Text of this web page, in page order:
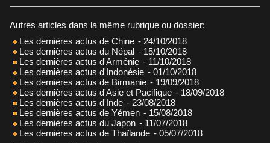
Autres articles dans la même rubrique ou dossier:
Les dernières actus de Chine - 24/10/2018
Les dernières actus du Népal - 15/10/2018
Les dernières actus d'Arménie - 11/10/2018
Les dernières actus d'Indonésie - 01/10/2018
Les dernières actus de Birmanie - 19/09/2018
Les dernières actus d'Asie et Pacifique - 18/09/2018
Les dernières actus d'Inde - 23/08/2018
Les dernières actus de Yémen - 15/08/2018
Les dernières actus du Japon - 11/07/2018
Les dernières actus de Thaïlande - 05/07/2018